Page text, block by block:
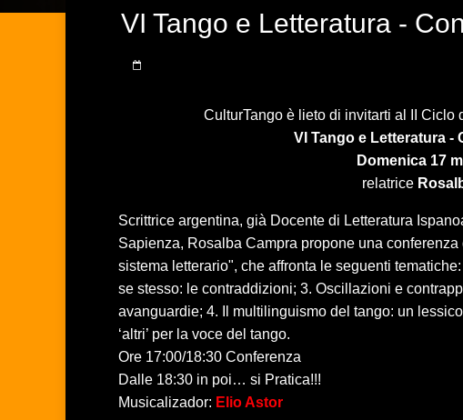
VI Tango e Letteratura -
CulturTango è lieto di invitarti al II Ciclo
VI Tango e Letteratura -
Domenica 17
relatrice
Scrittrice argentina, già Docente di Letteratura
Sapienza, Rosalba Campra propone una
sistema letterario", che affronta le seguenti
se stesso: le contraddizioni; 3. Oscillazioni e
avanguardie; 4. Il multilinguismo del tango: un
‘altri’ per la voce del tango.
Ore 17:00/18:30 Conferenza
Dalle 18:30 in poi… si Pratica!!!
Musicalizador: Elio Astor